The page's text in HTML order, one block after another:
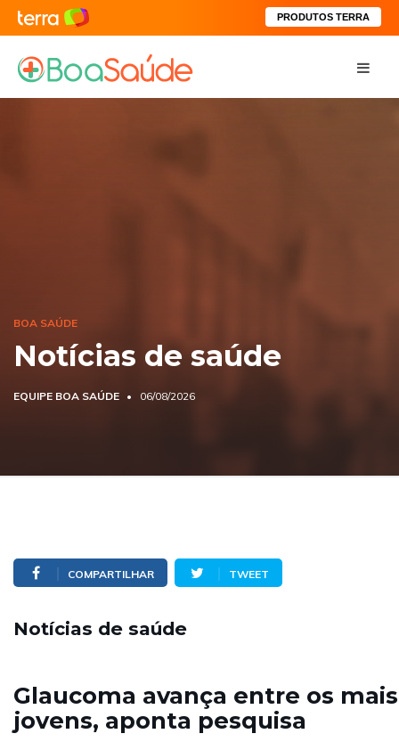
PRODUTOS TERRA
BOA SAÚDE
Notícias de saúde
EQUIPE BOA SAÚDE 06/08/2026
COMPARTILHAR TWEET
Notícias de saúde
Glaucoma avança entre os mais
jovens, aponta pesquisa